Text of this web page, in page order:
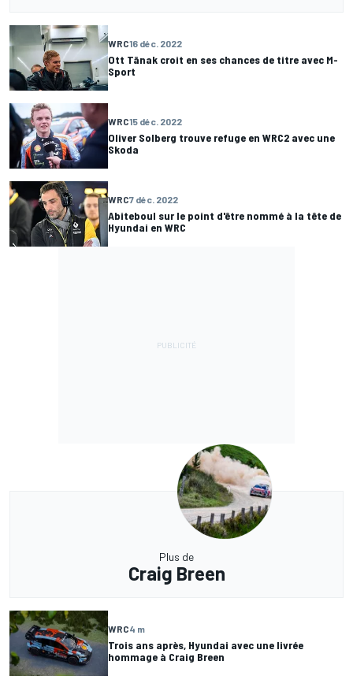
WRC16 déc. 2022
Ott Tänak croit en ses chances de titre avec M-
Sport
WRC15 déc. 2022
Oliver Solberg trouve refuge en WRC2 avec une
Skoda
WRC7 déc. 2022
Abiteboul sur le point d'être nommé à la tête de
Hyundai en WRC
Plus de
Craig Breen
WRC4 m
Trois ans après, Hyundai avec une livrée
hommage à Craig Breen